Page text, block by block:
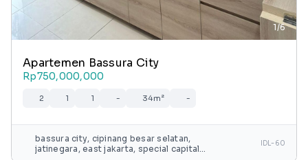
1/6
Apartemen Bassura City
Rp750,000,000
2 1 1 - 34m² -
bassura city, cipinang besar selatan,
jatinegara, east jakarta, special capital
IDL-60